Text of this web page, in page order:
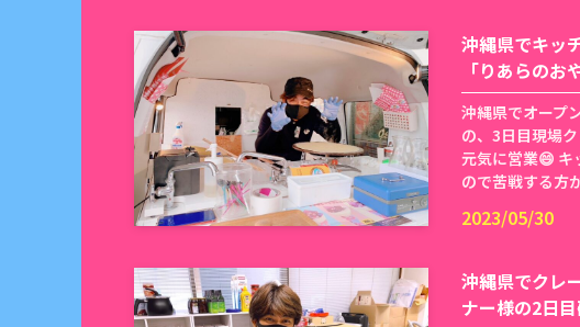
沖縄県でキッ
「りあらの
沖縄県でオープ
の、3日目現場
元気に営業😄 キ
ので苦戦する方
2023/05/30
沖縄県でクレ
ナー様の2日